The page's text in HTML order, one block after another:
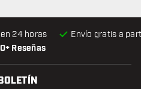
Reseñas
24 horas Envío gratis a